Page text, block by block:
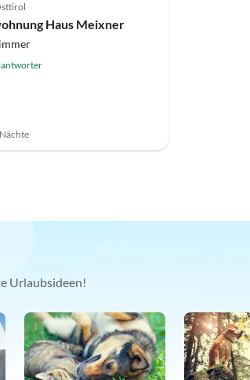
Haus Meixner
Urlaubsideen!